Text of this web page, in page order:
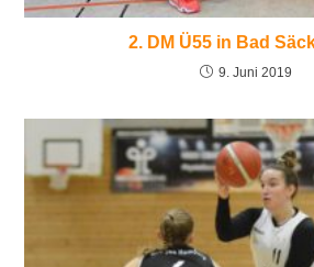
2. DM Ü55 in Bad
9. Juni 2019